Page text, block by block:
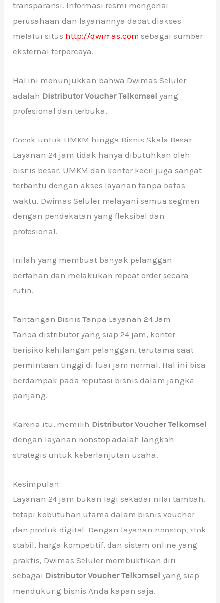
transparansi. Informasi resmi mengenai
perusahaan dan layanannya dapat diakses
melalui situs http://dwimas.com sebagai sumber
eksternal terpercaya.
Hal ini menunjukkan bahwa Dwimas Seluler
adalah Distributor Voucher Telkomsel yang
profesional dan terbuka.
Cocok untuk UMKM hingga Bisnis Skala Besar
Layanan 24 jam tidak hanya dibutuhkan oleh
bisnis besar. UMKM dan konter kecil juga sangat
terbantu dengan akses layanan tanpa batas
waktu. Dwimas Seluler melayani semua segmen
dengan pendekatan yang fleksibel dan
profesional.
Inilah yang membuat banyak pelanggan
bertahan dan melakukan repeat order secara
rutin.
Tantangan Bisnis Tanpa Layanan 24 Jam
Tanpa distributor yang siap 24 jam, konter
berisiko kehilangan pelanggan, terutama saat
permintaan tinggi di luar jam normal. Hal ini bisa
berdampak pada reputasi bisnis dalam jangka
panjang.
Karena itu, memilih Distributor Voucher Telkomsel
dengan layanan nonstop adalah langkah
strategis untuk keberlanjutan usaha.
Kesimpulan
Layanan 24 jam bukan lagi sekadar nilai tambah,
tetapi kebutuhan utama dalam bisnis voucher
dan produk digital. Dengan layanan nonstop, stok
stabil, harga kompetitif, dan sistem online yang
praktis, Dwimas Seluler membuktikan diri
sebagai Distributor Voucher Telkomsel yang siap
mendukung bisnis Anda kapan saja.